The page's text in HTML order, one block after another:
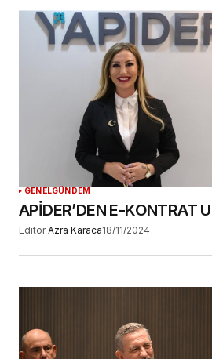
GENELGÜNDEM
APİDER’DEN E-KONTRAT
Editör Azra Karaca18/11/2024